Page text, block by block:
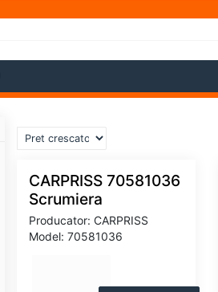
CARPRISS 70581036
Scrumiera
Producator: CARPRISS
Model: 70581036